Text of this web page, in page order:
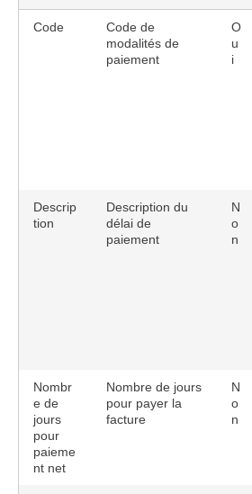
Code
Code de
modalités de
paiement
O
u
i
Descrip
tion
Description du
délai de
paiement
N
o
n
Nombr
e de
jours
pour
paieme
nt net
Nombre de jours
pour payer la
facture
N
o
n